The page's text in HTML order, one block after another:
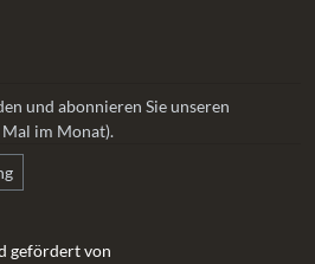
und abonnieren Sie unseren
im Monat).
gefördert von